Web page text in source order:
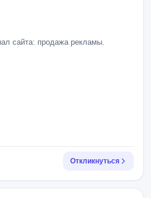
сайта: продажа рекламы.
Откликнуться